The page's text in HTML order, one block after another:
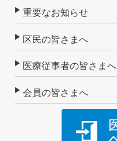
重要なお知らせ
区民の皆さまへ
医療従事者の皆さまへ
会員の皆さまへ